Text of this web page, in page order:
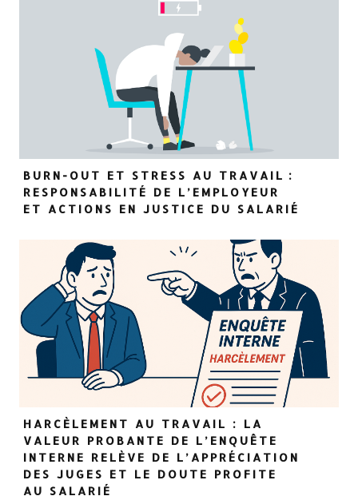
BURN-OUT ET STRESS AU TRAVAIL :
RESPONSABILITÉ DE L’EMPLOYEUR
ET ACTIONS EN JUSTICE DU SALARIÉ
HARCÈLEMENT AU TRAVAIL : LA
VALEUR PROBANTE DE L’ENQUÊTE
INTERNE RELÈVE DE L’APPRÉCIATION
DES JUGES ET LE DOUTE PROFITE
AU SALARIÉ